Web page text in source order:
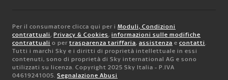
Per il consumatore clicca qui per i Moduli, Condizioni
contrattuali, Privacy & Cookies, informazioni sulle modifiche
contrattuali o per trasparenza tariffaria, assistenza e contatti.
Tutti i marchi Sky e i diritti di proprietà intellettuale in essi
contenuti, sono di proprietà di Sky international AG e sono
utilizzati su licenza. Copyright 2025 Sky Italia - P.IVA
04619241005. Segnalazione Abusi